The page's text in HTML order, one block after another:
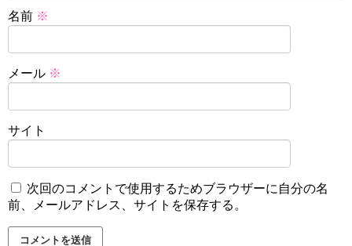
名前 ※
メール ※
サイト
次回のコメントで使用するためブラウザーに自分の名
前、メールアドレス、サイトを保存する。